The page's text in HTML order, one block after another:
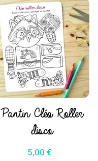
Pantin Cléo Roller
disco
5,00 €